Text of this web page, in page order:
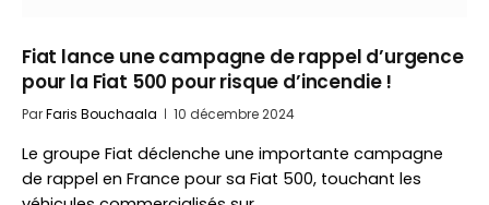
Fiat lance une campagne de rappel d’urgence
pour la Fiat 500 pour risque d’incendie !
ParFaris Bouchaala 10 décembre 2024
Le groupe Fiat déclenche une importante campagne
de rappel en France pour sa Fiat 500, touchant les